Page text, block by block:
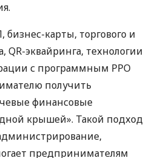
карты, торгового и
QR-эквайринга, технологии
с программным РРО
получить
финансовые
крышей». Такой подход
предпринимателям